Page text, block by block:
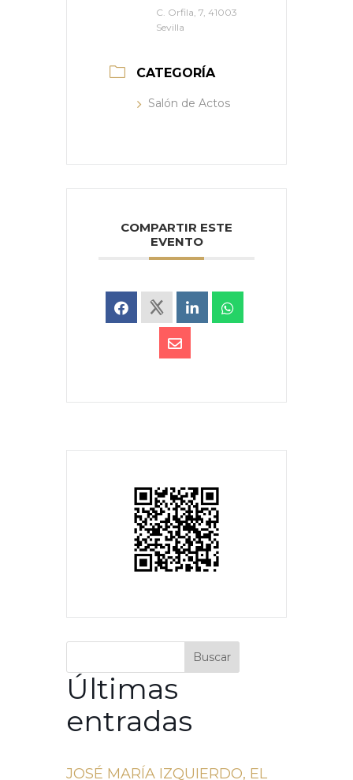
C. Orfila, 7, 41003
Sevilla
CATEGORÍA
Salón de Actos
COMPARTIR ESTE
EVENTO
Buscar
Últimas
entradas
JOSÉ MARÍA IZQUIERDO, EL